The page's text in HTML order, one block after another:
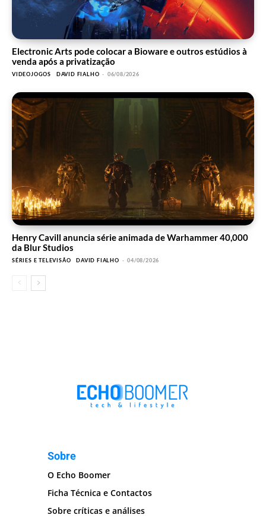
Electronic Arts pode colocar a Bioware e outros estúdios à
venda após a privatização
VIDEOJOGOS DAVID FIALHO - 06/08/2026
Henry Cavill anuncia série animada de Warhammer 40,000
da Blur Studios
SÉRIES E TELEVISÃO DAVID FIALHO - 04/08/2026
Sobre
O Echo Boomer
Ficha Técnica e Contactos
Sobre críticas e análises